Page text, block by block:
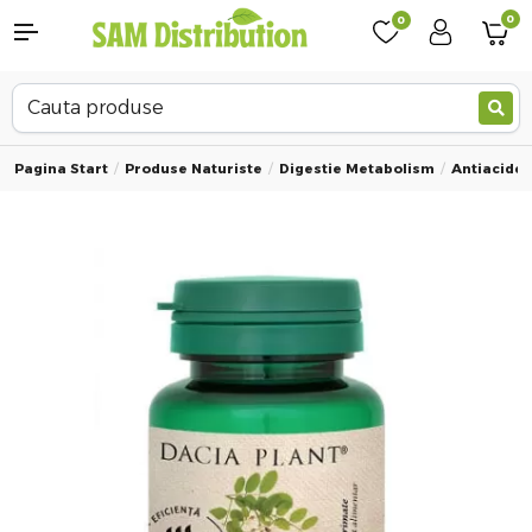
0 0
Pagina Start Produse Naturiste Digestie Metabolism Antiacide